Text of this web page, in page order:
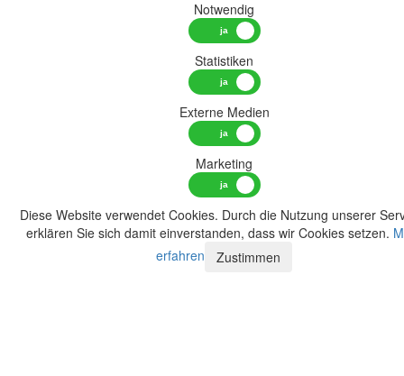
Notwendig
Statistiken
Externe Medien
Marketing
Diese Website verwendet Cookies. Durch die Nutzung unserer
erklären Sie sich damit einverstanden, dass wir Cookies setzen.
erfahren
Zustimmen